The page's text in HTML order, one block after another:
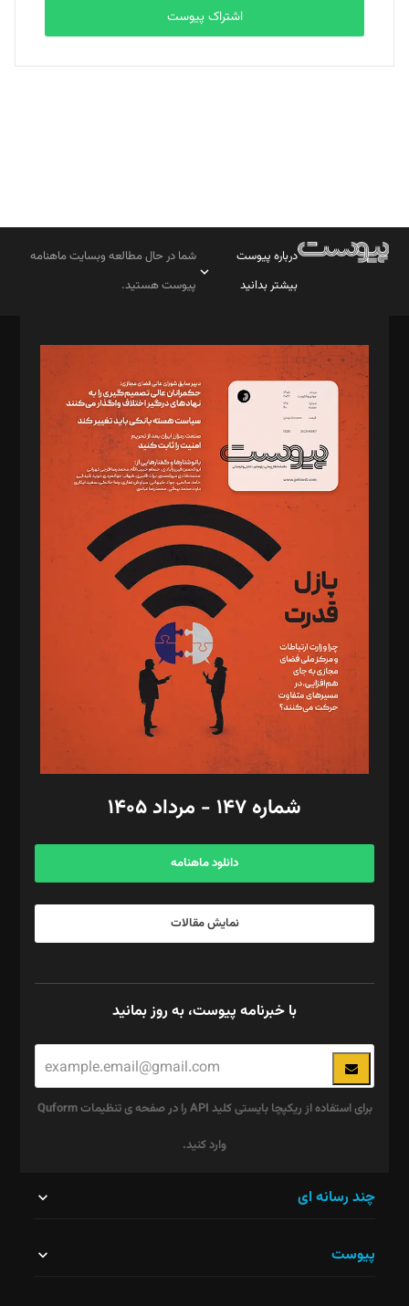
بابک نقاش
تحریریه
اشتراک پیوست
درباره پیوست
بیشتر بدانید
شما در حال مطالعه وبسایت ماهنامه
پیوست هستید.
مدیر مسئول: محمدباقر اثنی‌عشری
سردبیر: مهرک محمودی
دبیر تحریریه: میثم قاسمی
د‌بیر ناداستان: سمانه سمیع
د‌بیر خدمت و تجارت: ابوالفضل رجبی
د‌بیر حقوق فناوری: حسام‌الدین ایپکچی
د‌بیر پیوست جهان: مینا پاکدل
د‌بیر تحریریه آنلاین: بابک نقاش
تحریریه‌: مجتبی محمود‌ی، آرش برهمند، یسنا امان‌پور، سروش کرمیان،
مصطفی مسجدی آرانی، ابوالفضل رجبی، زهرا فکرانه، فائزه فتحی
رستمی،مصطفی باستان
ویرایش: نگار استاد‌‌آقا
طراح یونیفرم: مجید توکلی
فیلمبرداری و عکاسی: امیر شفیعی، مانی لطفی زاده
گرافیک و صفحه‌آرایی: سید‌سبحان‌علی ثابت
مد‌یر توسعه تجاری: کامبیز برید‌
امور مالی: شاپور رهبری، محمد‌ کاظمی‌نیا
آگهی و مشترکین: ۰۹۱۹۹۹۹۰۴۵۴
شماره ۱۴۷ - مرداد ۱۴۰۵
دانلود ماهنامه
نمایش مقالات
با خبرنامه پیوست، به روز بمانید
برای استفاده از ریکپچا بایستی کلید API را در صفحه ی تنظیمات Quform
وارد کنید.
نباید
چند رسانه ای
پیوست